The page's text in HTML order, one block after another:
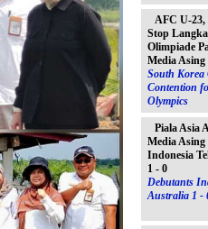
AFC U-23,
Stop
Olimpiade
Media Asing
South Korea
Contention
Olympics
Piala Asia
Media
Indonesia
1 - 0
Debutants
Australia 1 -